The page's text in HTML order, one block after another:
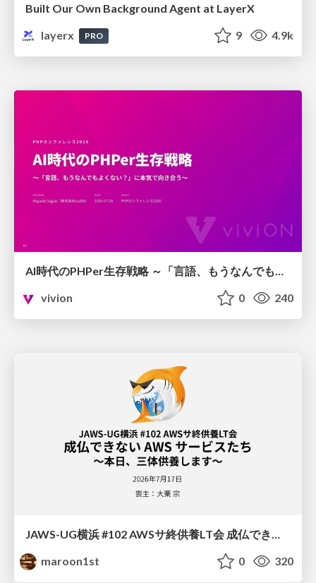
Built Our Own Background Agent at LayerX
layerx
PRO 9 4.9k
AI時代のPHPer生存戦略 ～「言語、もうなんでもよくない？」に本気で向き合う～
vivion
0 240
maroon1st
0 320